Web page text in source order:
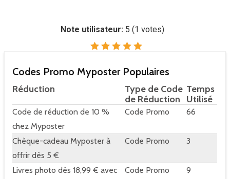
Note utilisateur: 5 (1 votes)
Codes Promo Myposter Populaires
Réduction
Type de Code
de Réduction
Temps
Utilisé
Code de réduction de 10 %
chez Myposter
Code Promo 66
Chèque-cadeau Myposter à
offrir dès 5 €
Code Promo 3
Livres photo dès 18,99 € avec
Code Promo 9